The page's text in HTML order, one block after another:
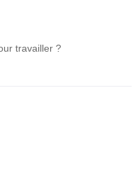
travailler ?